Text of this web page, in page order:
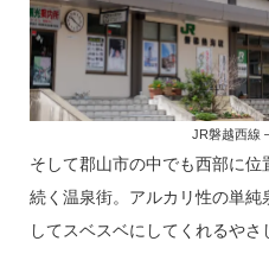
JR磐越西線
そして郡山市の中でも西部に
続く温泉街。アルカリ性の単
してスベスベにしてくれるや